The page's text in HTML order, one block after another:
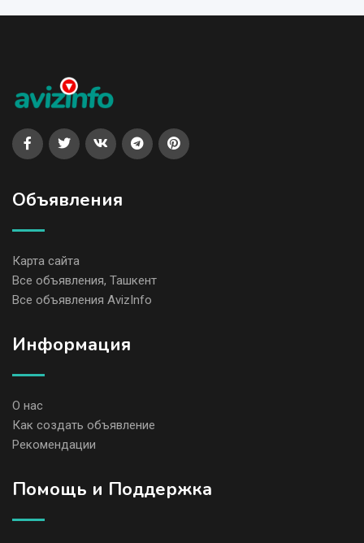
Объявления
Карта сайта
Все объявления, Ташкент
Все объявления AvizInfo
Информация
О нас
Как создать объявление
Рекомендации
Помощь и Поддержка